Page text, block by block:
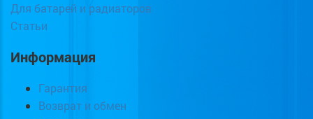
Для батарей и радиаторов
Статьи
Информация
Гарантия
Возврат и обмен